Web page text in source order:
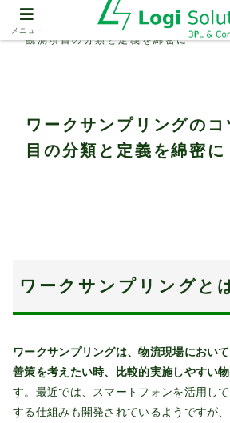
物流分析
ワークサ
観測項目の分類と定義を綿密に
ワークサンプリングのコ
目の分類と定義を綿密に
ワークサンプリングと
ワークサンプリングは、物流現場におい
善策を考えたい時、比較的実施しやすい
す。最近では、スマートフォンを活用し
する仕組みも開発されているようですが
メニュー